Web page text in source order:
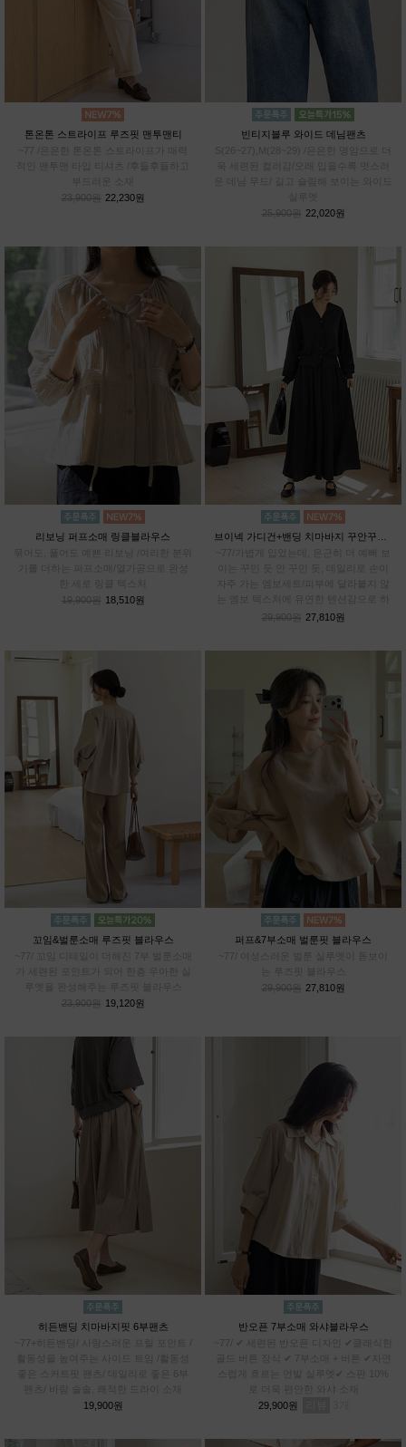
톤온톤 스트라이프 루즈핏 맨투맨티
~77 /은은한 톤온톤 스트라이프가 매력
적인 맨투맨 타입 티셔츠 /후들후들하고
부드러운 소재
23,900원 22,230원
빈티지블루 와이드 데님팬츠
S(26~27),M(28~29) /은은한 명암으로 더
욱 세련된 컬러감/오래 입을수록 멋스러
실루엣
25,900원 22,020원
리보닝 퍼프소매 링클블라우스
묶어도, 풀어도 예쁜 리보닝 /여리한 분위
기를 더하는 퍼프소매/열가공으로 완성
한 세로 링클 텍스처
19,900원 18,510원
~77/가볍게 입었는데, 은근히 더 예뻐 보
자주 가는 엠보세트/피부에 달라붙지 않
는 엠보 텍스처에 유연한 텐션감으로 하
루종일 편안하게
29,900원 27,810원
꼬임&벌룬소매 루즈핏 블라우스
~77/ 꼬임 디테일이 더해진 7부 벌룬소매
가 세련된 포인트가 되어 한층 우아한 실
루엣을 완성해주는 루즈핏 블라우스
23,900원
19,120원
퍼프&7부소매 벌룬핏 블라우스
~77/ 여성스러운 벌룬 실루엣이 돋보이
는 루즈핏 블라우스
29,900원 27,810원
히든밴딩 치마바지핏 6부팬츠
~77+히든밴딩/ 사랑스러운 프릴 포인트 /
활동성을 높여주는 사이드 트임 /활동성
좋은 스커트핏 팬츠/ 데일리로 좋은 6부
팬츠/ 바람 솔솔, 쾌적한 드라이 소재
19,900원
반오픈 7부소매 와샤블라우스
~77/ ✔ 세련된 반오픈 디자인 ✔클래식한
골드 버튼 장식 ✔ 7부소매 + 버튼 ✔자연
스럽게 흐르는 언발 실루엣✔ 스판 10%
로 더욱 편안한 와샤 소재
29,900원